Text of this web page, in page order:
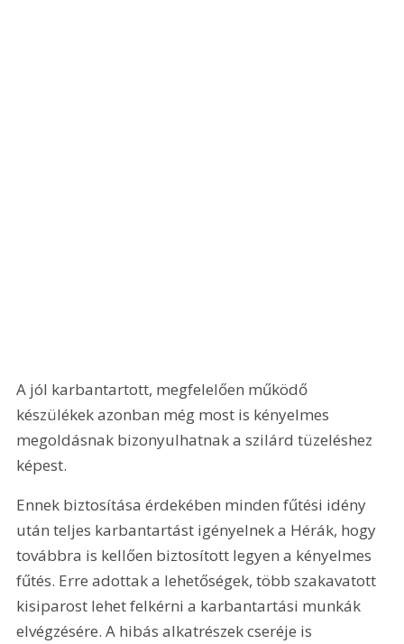
A jól karbantartott, megfelelően működő
készülékek azonban még most is kényelmes
megoldásnak bizonyulhatnak a szilárd tüzeléshez
képest.
Ennek biztosítása érdekében minden fűtési idény
után teljes karbantartást igényelnek a Hérák, hogy
továbbra is kellően biztosított legyen a kényelmes
fűtés. Erre adottak a lehetőségek, több szakavatott
kisiparost lehet felkérni a karbantartási munkák
elvégzésére. A hibás alkatrészek cseréje is